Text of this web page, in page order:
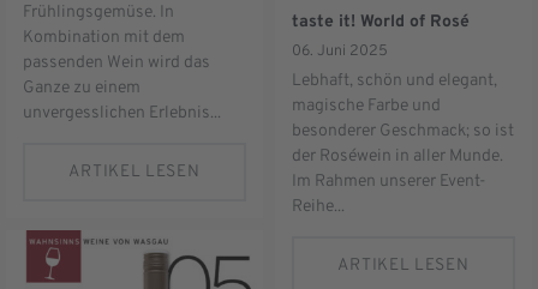
Frühlingsgemüse. In
Kombination mit dem
passenden Wein wird das
Ganze zu einem
unvergesslichen Erlebnis...
ARTIKEL LESEN
taste it! World of Rosé
06. Juni 2025
Lebhaft, schön und elegant,
magische Farbe und
besonderer Geschmack; so ist
der Roséwein in aller Munde.
Im Rahmen unserer Event-
Reihe...
ARTIKEL LESEN